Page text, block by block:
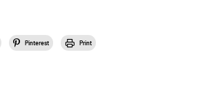
Pinterest Print